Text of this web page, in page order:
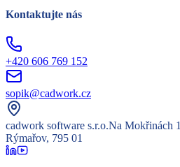
Kontaktujte nás
+420 606 769 152
sopik@cadwork.cz
cadwork software s.r.o.Na Mokřinách 1
Rýmařov, 795 01